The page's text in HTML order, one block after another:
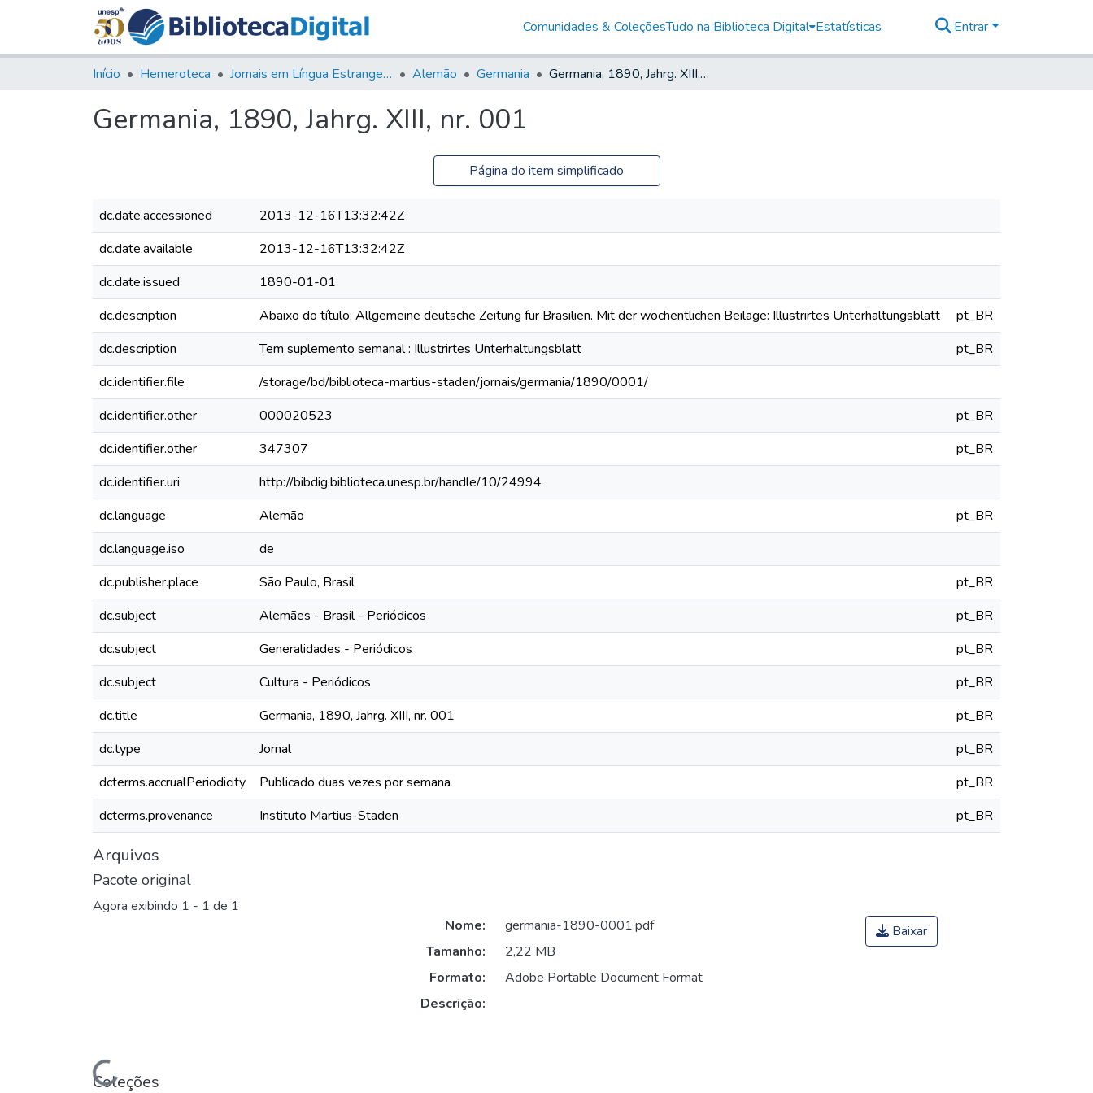
Comunidades & ColeçõesTudo na Biblioteca Digital Estatísticas Entrar
Início Hemeroteca Jornais em Língua Estrangeira Alemão Germania Germania, 1890, Jahrg. XIII, nr. 001
Germania, 1890, Jahrg. XIII, nr. 001
Página do item simplificado
dc.date.accessioned
2013-12-16T13:32:42Z
dc.date.available
2013-12-16T13:32:42Z
dc.date.issued
1890-01-01
dc.description
Abaixo do título: Allgemeine deutsche Zeitung für Brasilien. Mit der wöchentlichen Beilage: Illustrirtes Unterhaltungsblatt
pt_BR
dc.description
Tem suplemento semanal : Illustrirtes Unterhaltungsblatt
pt_BR
dc.identifier.file
/storage/bd/biblioteca-martius-staden/jornais/germania/1890/0001/
dc.identifier.other
000020523
pt_BR
dc.identifier.other
347307
pt_BR
dc.identifier.uri
http://bibdig.biblioteca.unesp.br/handle/10/24994
dc.language
Alemão
pt_BR
dc.language.iso
de
dc.publisher.place
São Paulo, Brasil
pt_BR
dc.subject
Alemães - Brasil - Periódicos
pt_BR
dc.subject
Generalidades - Periódicos
pt_BR
dc.subject
Cultura - Periódicos
pt_BR
dc.title
Germania, 1890, Jahrg. XIII, nr. 001
pt_BR
dc.type
Jornal
pt_BR
dcterms.accrualPeriodicity
Publicado duas vezes por semana
pt_BR
dcterms.provenance
Instituto Martius-Staden pt_BR
Arquivos
Pacote original
Agora exibindo 1 - 1 de 1
Nome:
germania-1890-0001.pdf
Tamanho:
2,22 MB
Formato:
Adobe Portable Document Format
Descrição:
Baixar
Coleções